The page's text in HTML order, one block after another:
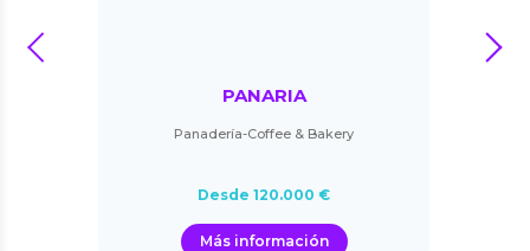
PANARIA
Panadería-Coffee & Bakery
Desde 120.000 €
Más información
prev next